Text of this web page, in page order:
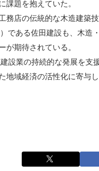
課題を抱えていた。
務店の伝統的な木造建築
である佐田建設も、木造
が期待されている。
設業の持続的な発展を支
地域経済の活性化に寄与